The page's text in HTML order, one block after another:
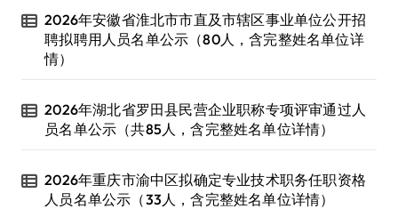
2026年安徽省淮北市市直及市辖区事业单位公开招
聘拟聘用人员名单公示（80人，含完整姓名单位详
情）
2026年湖北省罗田县民营企业职称专项评审通过人
员名单公示（共85人，含完整姓名单位详情）
2026年重庆市渝中区拟确定专业技术职务任职资格
人员名单公示（33人，含完整姓名单位详情）